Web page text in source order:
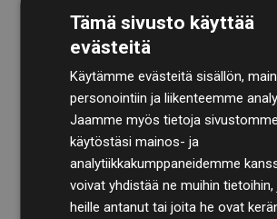
TilintarkastusyhtiöBDOkäy
laskelmamme ja menetelmämme
läpinäkyvyyden ja luotettavuuden.
Tämä sivusto käyttää
evästeitä
Käytämme evästeitä sisällön,
personointiin ja liikenteemme
Jaamme myös tietoja sivustomme
käytöstäsi mainos- ja
analytiikkakumppaneidemme
voivat yhdistää ne muihin
heille antanut tai joita he ovat